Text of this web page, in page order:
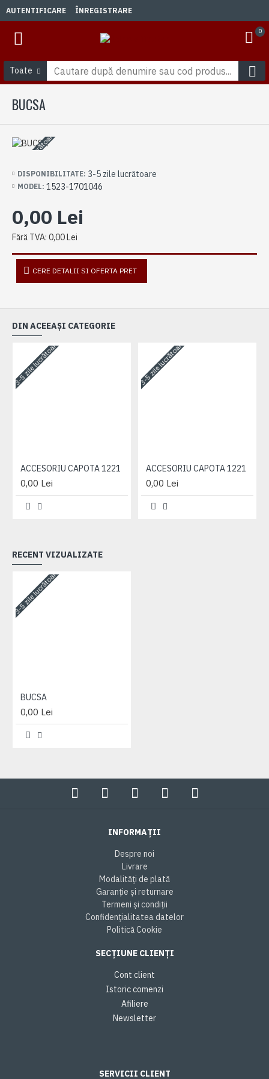
AUTENTIFICARE ÎNREGISTRARE
0
Toate
BUCSA
3-5 zile lucrătoare
DISPONIBILITATE: 3-5 zile lucrătoare
MODEL: 1523-1701046
0,00 Lei
Fără TVA: 0,00 Lei
CERE DETALII SI OFERTA PRET
DIN ACEEAȘI CATEGORIE
3-5 zile lucrătoare
ACCESORIU CAPOTA 1221
0,00 Lei
3-5 zile lucrătoare
ACCESORIU CAPOTA 1221
0,00 Lei
RECENT VIZUALIZATE
3-5 zile lucrătoare
BUCSA
0,00 Lei
INFORMAȚII
Despre noi
Livrare
Modalități de plată
Garanție și returnare
Termeni și condiții
Confidențialitatea datelor
Politică Cookie
SECȚIUNE CLIENȚI
Cont client
Istoric comenzi
Afiliere
Newsletter
SERVICII CLIENT